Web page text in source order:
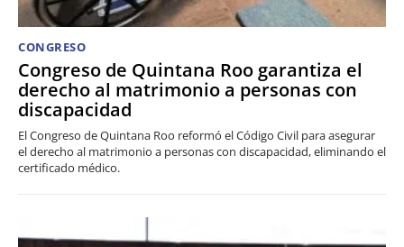
CONGRESO
Congreso de Quintana Roo garantiza el
derecho al matrimonio a personas con
discapacidad
El Congreso de Quintana Roo reformó el Código Civil para asegurar
el derecho al matrimonio a personas con discapacidad, eliminando el
certificado médico.